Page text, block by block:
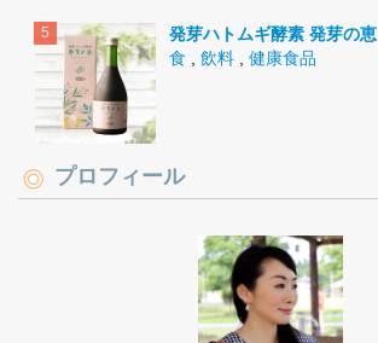
発芽ハトムギ酵素 発芽の恵
食
飲料 健康食品
プロフィール